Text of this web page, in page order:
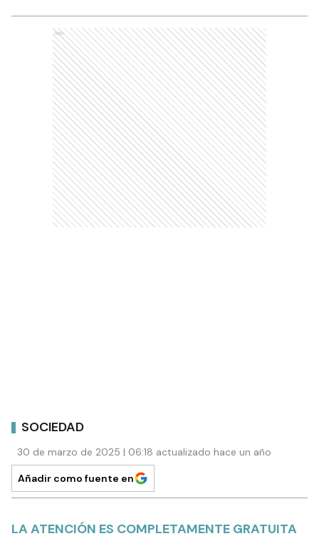
Ads
SOCIEDAD
30 de marzo de 2025 | 06:18 actualizado hace un año
Añadir como fuente en
LA ATENCIÓN ES COMPLETAMENTE GRATUITA